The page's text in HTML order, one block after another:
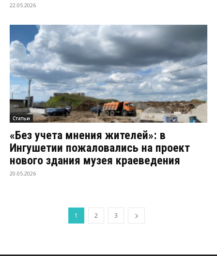
22.05.2026
Статьи
«Без учета мнения жителей»: в
Ингушетии пожаловались на проект
нового здания музея краеведения
20.05.2026
1 2 3